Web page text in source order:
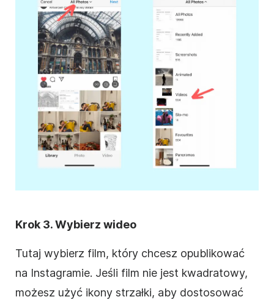
Krok 3. Wybierz wideo
Tutaj wybierz film, który chcesz opublikować
na Instagramie. Jeśli film nie jest kwadratowy,
możesz użyć ikony strzałki, aby dostosować